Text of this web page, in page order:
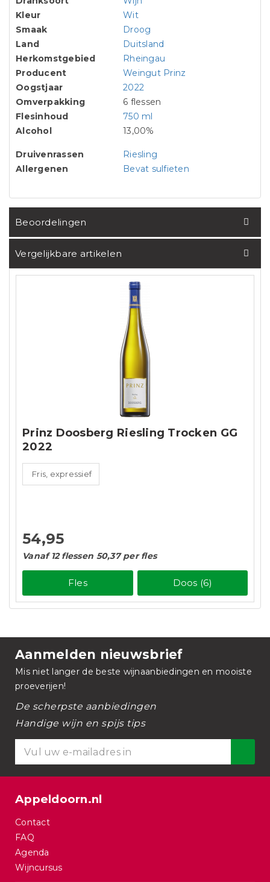
Kleur
Wit
Smaak
Droog
Land
Duitsland
Herkomstgebied
Rheingau
Producent
Weingut Prinz
Oogstjaar
2022
Omverpakking
6 flessen
Flesinhoud
750 ml
Alcohol
13,00%
Druivenrassen
Riesling
Allergenen
Bevat sulfieten
Beoordelingen
Vergelijkbare artikelen
Prinz Doosberg Riesling Trocken GG
2022
Fris, expressief
54,95
Vanaf 12 flessen 50,37 per fles
Fles Doos (6)
Aanmelden nieuwsbrief
Mis niet langer de beste wijnaanbiedingen en mooiste
proeverijen!
De scherpste aanbiedingen
Handige wijn en spijs tips
Appeldoorn.nl
Contact
FAQ
Agenda
Wijncursus